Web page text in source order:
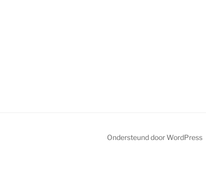
Ondersteund door WordPress